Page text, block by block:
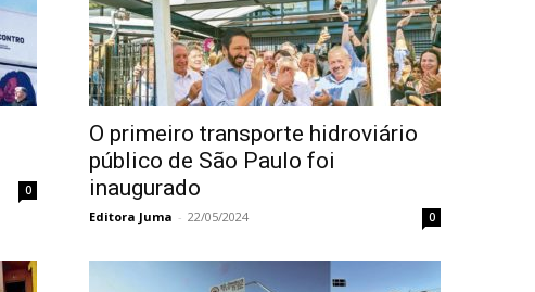
0
O primeiro transporte hidroviário
público de São Paulo foi
inaugurado
Editora Juma - 22/05/2024 0